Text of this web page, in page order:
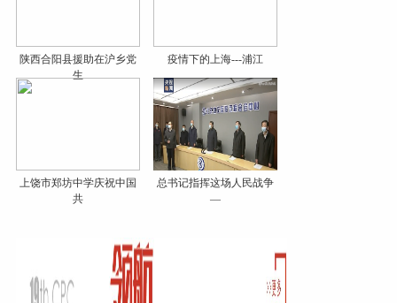
陕西合阳县援助在沪乡党
生
疫情下的上海---浦江
上饶市郑坊中学庆祝中国
共
总书记指挥这场人民战争
—